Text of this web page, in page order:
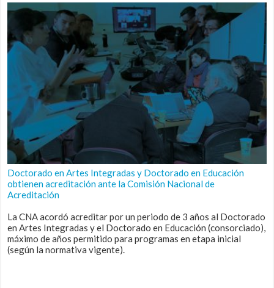
Doctorado en Artes Integradas y Doctorado en Educación
obtienen acreditación ante la Comisión Nacional de
Acreditación
La CNA acordó acreditar por un periodo de 3 años al Doctorado
en Artes Integradas y el Doctorado en Educación (consorciado),
máximo de años permitido para programas en etapa inicial
(según la normativa vigente).